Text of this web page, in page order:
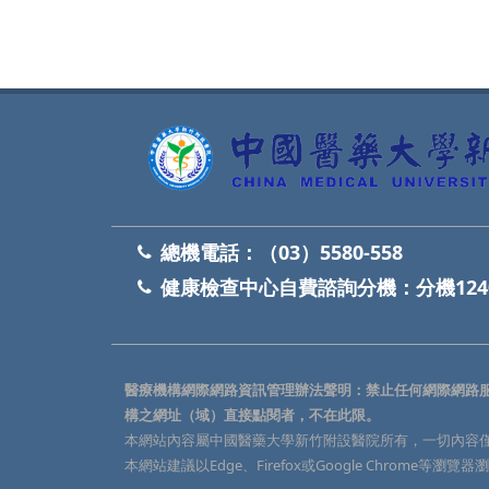
總機電話：
（03）5580-558
健康檢查中心自費諮詢分機： 分機
醫療機構網際網路資訊管理辦法聲明：禁止任何網際網
構之網址（域）直接點閱者，不在此限。
本網站內容屬中國醫藥大學新竹附設醫院所有，一切內
本網站建議以Edge、Firefox或Google Chrome等瀏覽器